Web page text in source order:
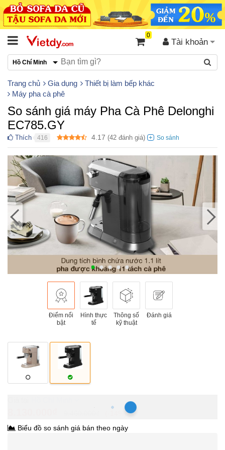
Tài khoản
0
Hồ Chí Minh
Trang chủ Gia dụng
Thiết bị làm bếp khác
Máy pha cà phê
So sánh giá máy Pha Cà Phê Delonghi
EC785.GY
Thích 416 4.17 (42 đánh giá)
Điểm nổi
bật
Hình thực
tế
Thông số
kỹ thuật
Đánh giá
Biểu đồ so sánh giá bán theo ngày